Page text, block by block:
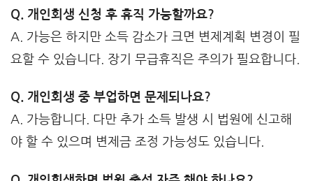
Q. 개인회생 신청 후 휴직 가능할까요?
A. 가능은 하지만 소득 감소가 크면 변제계획 변경이 필
요할 수 있습니다. 장기 무급휴직은 주의가 필요합니다.
Q. 개인회생 중 부업하면 문제되나요?
A. 가능합니다. 다만 추가 소득 발생 시 법원에 신고해
야 할 수 있으며 변제금 조정 가능성도 있습니다.